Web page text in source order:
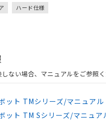
ハード仕様
ない場合、マニュアルをご参照く
ット TMシリーズ/マニュアル
ット TM Sシリーズ/マニュア